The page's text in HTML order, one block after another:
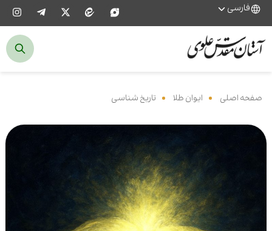
فارسی
صفحه اصلی ایوان طلا تاریخ شناسی